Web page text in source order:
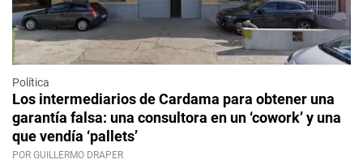
Política
Los intermediarios de Cardama para obtener una
garantía falsa: una consultora en un ‘cowork’ y una
que vendía ‘pallets’
POR GUILLERMO DRAPER